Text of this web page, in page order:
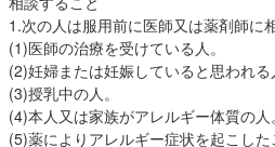
1.次の人は服用前に医師又は薬剤師に
(1)医師の治療を受けている人。
(2)妊婦または妊娠していると思われる
(3)授乳中の人。
(4)本人又は家族がアレルギー体質の人。
(5)薬によりアレルギー症状を起こした